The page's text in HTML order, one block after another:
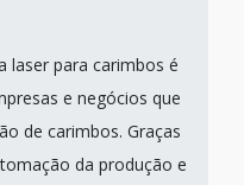
laser para carimbos é
e negócios que
de carimbos. Graças
da produção e